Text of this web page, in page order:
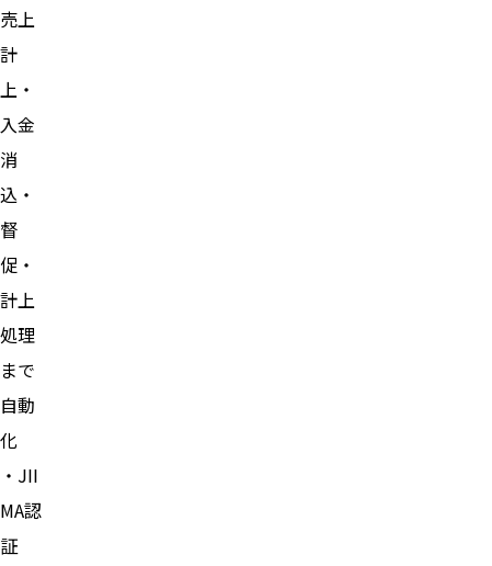
売上
計
上・
入金
消
込・
督
促・
計上
処理
まで
自動
化
・JII
MA認
証